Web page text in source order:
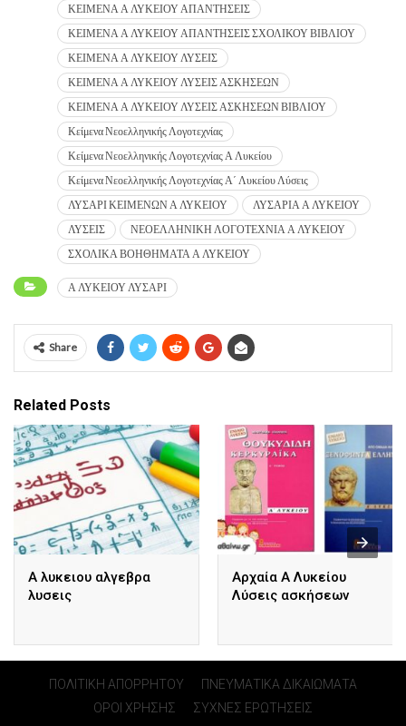
ΚΕΙΜΕΝΑ Α ΛΥΚΕΙΟΥ ΑΠΑΝΤΗΣΕΙΣ
ΚΕΙΜΕΝΑ Α ΛΥΚΕΙΟΥ ΑΠΑΝΤΗΣΕΙΣ ΣΧΟΛΙΚΟΥ ΒΙΒΛΙΟΥ
ΚΕΙΜΕΝΑ Α ΛΥΚΕΙΟΥ ΛΥΣΕΙΣ
ΚΕΙΜΕΝΑ Α ΛΥΚΕΙΟΥ ΛΥΣΕΙΣ ΑΣΚΗΣΕΩΝ
ΚΕΙΜΕΝΑ Α ΛΥΚΕΙΟΥ ΛΥΣΕΙΣ ΑΣΚΗΣΕΩΝ ΒΙΒΛΙΟΥ
Κείμενα Νεοελληνικής Λογοτεχνίας
Κείμενα Νεοελληνικής Λογοτεχνίας Α Λυκείου
Κείμενα Νεοελληνικής Λογοτεχνίας Α΄ Λυκείου Λύσεις
ΛΥΣΑΡΙ ΚΕΙΜΕΝΩΝ Α ΛΥΚΕΙΟΥ
ΛΥΣΑΡΙΑ Α ΛΥΚΕΙΟΥ
ΛΥΣΕΙΣ
ΝΕΟΕΛΛΗΝΙΚΗ ΛΟΓΟΤΕΧΝΙΑ Α ΛΥΚΕΙΟΥ
ΣΧΟΛΙΚΑ ΒΟΗΘΗΜΑΤΑ Α ΛΥΚΕΙΟΥ
Α ΛΥΚΕΙΟΥ ΛΥΣΑΡΙ
Share
Related Posts
Α λυκειου αλγεβρα
λυσεις
Αρχαία Α Λυκείου
Λύσεις ασκήσεων
ΠΟΛΙΤΙΚΗ ΑΠΟΡΡΗΤΟΥ
ΠΝΕΥΜΑΤΙΚΑ ΔΙΚΑΙΩΜΑΤΑ
ΟΡΟΙ ΧΡΗΣΗΣ
ΣΥΧΝΕΣ ΕΡΩΤΗΣΕΙΣ